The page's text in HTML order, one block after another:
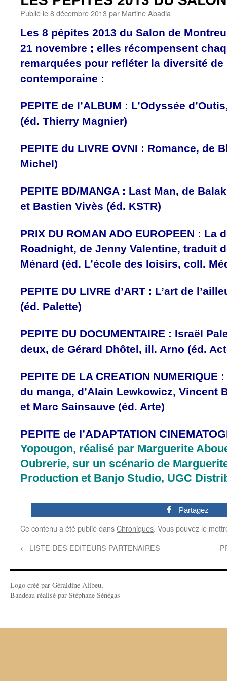
Publié le8 décembre 2013 par Martine Abadia
Les 8 pépites 2013 du Salon de
21 novembre ; elles récompensent
remarquées pour refléter la diversité
contemporaine :
PEPITE de l’ALBUM : L’Odyssée
(éd. Thierry Magnier)
PEPITE du LIVRE OVNI : Romance, de
Michel)
PEPITE BD/MANGA : Last Man, de
et Bastien Vivès (éd. KSTR)
PRIX DU ROMAN ADO EUROPEEN :
Roadnight, de Jenny Valentine, traduit
Ménard (éd. L’école des loisirs, coll.
PEPITE DU LIVRE d’ART : L’art de
(éd. Palette)
PEPITE DU DOCUMENTAIRE : Israël
deux, de Gérard Dhôtel, ill. Arno (éd.
PEPITE DE LA CREATION
du manga, d’Alain Lewkowicz, Vincent
et Marc Sainsauve (éd. Arte)
PEPITE de l’ADAPTATION
Yopougon, réalisé par Marguerite
Oubrerie, sur un scénario de
Production et Banjo Studio, UGC
Partagez
Ce contenu a été publié dansChroniques. Vous pouvez le
← LISTE DES EDITEURS PARTENAIRES
Logo créé par Géraldine Alibeu,
Bandeau réalisé par Stéphane Sénégas